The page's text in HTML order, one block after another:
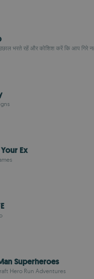
भरते रहें और कोशिश करें कि आप गिरे
Ex
Superheroes
Hero Run Adventures